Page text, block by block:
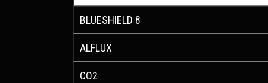
BLUESHIELD 8
ALFLUX
CO2